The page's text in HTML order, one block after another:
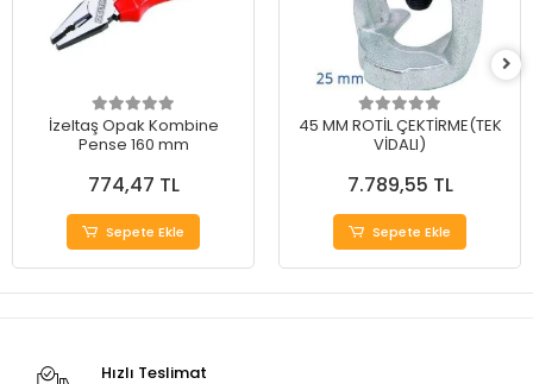
İzeltaş Opak Kombine
Pense 160 mm
774,47 TL
Sepete Ekle
45 MM ROTİL ÇEKTİRME(TEK
VİDALI)
7.789,55 TL
Sepete Ekle
Hızlı Teslimat